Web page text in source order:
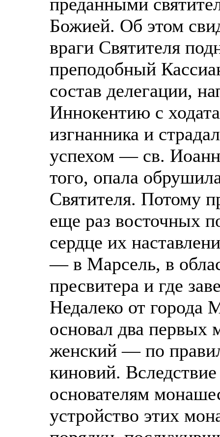
Божией. Об этом
враги Святителя
преподобный
состав делегации,
Иннокентию с
изгнанника и
успехом — св.
того, опала
Святителя. Потому
еще раз восточных
сердце их
— в Марсель, в
пресвитера и где
Недалеко от города
основал два
женский — по
киновий.
основателям
устройство этих